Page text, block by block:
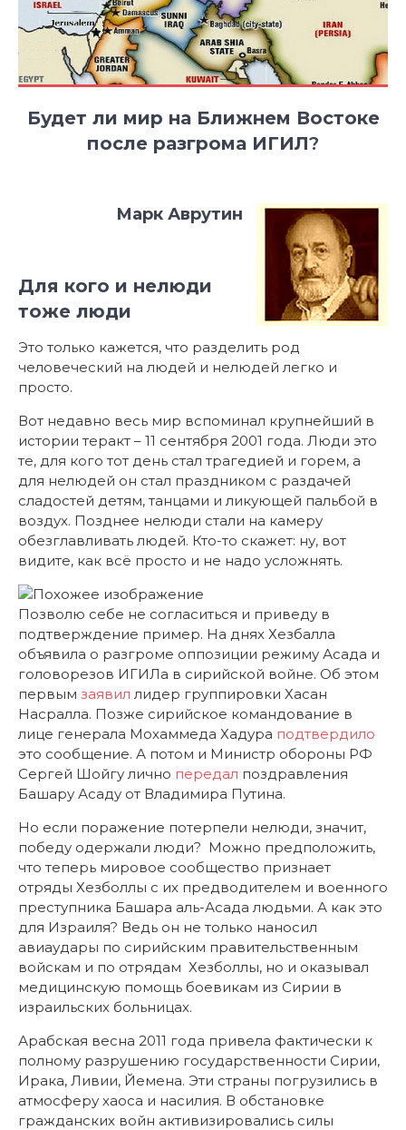
Будет ли мир на Ближнем Востоке
после разгрома ИГИЛ?
Марк Аврутин
Для кого и нелюди
тоже люди
Это только кажется, что разделить род
человеческий на людей и нелюдей легко и
просто.
Вот недавно весь мир вспоминал крупнейший в
истории теракт – 11 сентября 2001 года. Люди это
те, для кого тот день стал трагедией и горем, а
для нелюдей он стал праздником с раздачей
сладостей детям, танцами и ликующей пальбой в
воздух. Позднее нелюди стали на камеру
обезглавливать людей. Кто-то скажет: ну, вот
видите, как всё просто и не надо усложнять.
Позволю себе не согласиться и приведу в
подтверждение пример. На днях Хезбалла
объявила о разгроме оппозиции режиму Асада и
головорезов ИГИЛа в сирийской войне. Об этом
первым заявил лидер группировки Хасан
Насралла. Позже сирийское командование в
лице генерала Мохаммеда Хадура подтвердило
это сообщение. А потом и Министр обороны РФ
Сергей Шойгу лично передал поздравления
Башару Асаду от Владимира Путина.
Но если поражение потерпели нелюди, значит,
победу одержали люди? Можно предположить,
что теперь мировое сообщество признает
отряды Хезболлы с их предводителем и военного
преступника Башара аль-Асада людьми. А как это
для Израиля? Ведь он не только наносил
авиаудары по сирийским правительственным
войскам и по отрядам Хезболлы, но и оказывал
медицинскую помощь боевикам из Сирии в
израильских больницах.
Арабская весна 2011 года привела фактически к
полному разрушению государственности Сирии,
Ирака, Ливии, Йемена. Эти страны погрузились в
атмосферу хаоса и насилия. В обстановке
гражданских войн активизировались силы